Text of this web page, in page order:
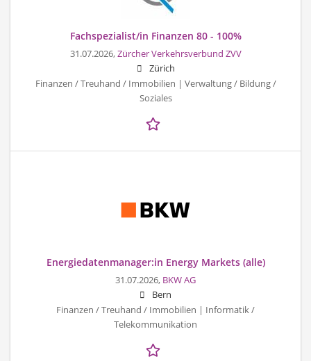
Fachspezialist/in Finanzen 80 - 100%
31.07.2026,Zürcher Verkehrsverbund ZVV
Zürich
Finanzen / Treuhand / Immobilien | Verwaltung / Bildung /
Soziales
Energiedatenmanager:in Energy Markets (alle)
31.07.2026, BKW AG
Bern
Finanzen / Treuhand / Immobilien | Informatik /
Telekommunikation